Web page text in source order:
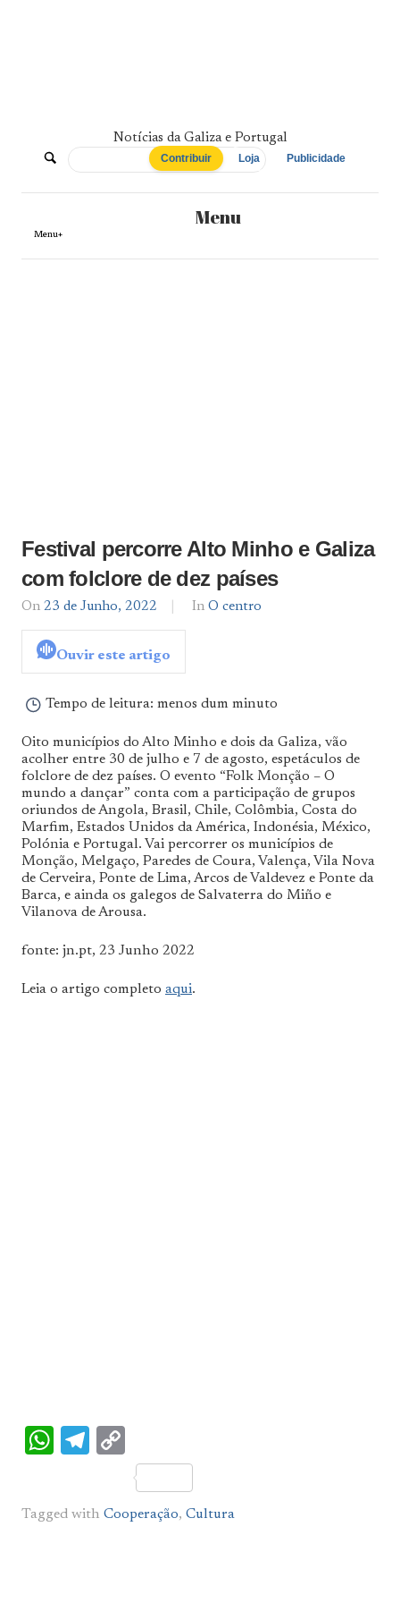
De
Norte
a
Notícias da Galiza e Portugal
Contribuir Loja Publicidade
Menu
Menu+
Festival percorre Alto Minho e Galiza
com folclore de dez países
On 23 de Junho, 2022
By
In O centro
Ouvir este artigo
Tempo de leitura: menos dum minuto
Oito municípios do Alto Minho e dois da Galiza, vão
acolher entre 30 de julho e 7 de agosto, espetáculos de
folclore de dez países. O evento “Folk Monção – O
mundo a dançar” conta com a participação de grupos
oriundos de Angola, Brasil, Chile, Colômbia, Costa do
Marfim, Estados Unidos da América, Indonésia, México,
Polónia e Portugal. Vai percorrer os municípios de
Monção, Melgaço, Paredes de Coura, Valença, Vila Nova
de Cerveira, Ponte de Lima, Arcos de Valdevez e Ponte da
Barca, e ainda os galegos de Salvaterra do Miño e
Vilanova de Arousa.
fonte: jn.pt, 23 Junho 2022
Leia o artigo completo aqui.
WhatsApp
Telegram
Link
Tagged with Cooperação, Cultura